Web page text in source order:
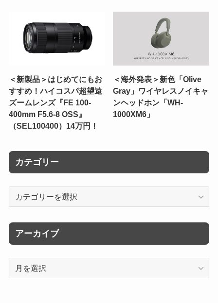
＜新製品＞はじめてにもお
すすめ！ハイコスパ超望遠
ズームレンズ『FE 100-
400mm F5.6-8 OSS』
（SEL100400）14万円！
＜海外発表＞新色「Olive
Gray」ワイヤレスノイキャ
ンヘッドホン「WH-
1000XM6」
カテゴリー
リ
ー
アーカイブ